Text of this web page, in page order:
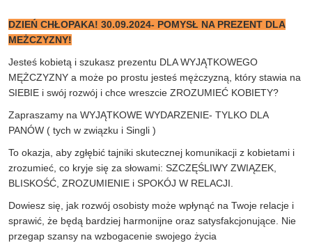
DZIEŃ CHŁOPAKA! 30.09.2024- POMYSŁ NA PREZENT DLA
MEŻCZYZNY!
Jesteś kobietą i szukasz prezentu DLA WYJĄTKOWEGO
MĘŻCZYZNY a może po prostu jesteś mężczyzną, który stawia na
SIEBIE i swój rozwój i chce wreszcie ZROZUMIEĆ KOBIETY?
Zapraszamy na WYJĄTKOWE WYDARZENIE- TYLKO DLA
PANÓW ( tych w związku i Singli )
To okazja, aby zgłębić tajniki skutecznej komunikacji z kobietami i
zrozumieć, co kryje się za słowami: SZCZĘŚLIWY ZWIĄZEK,
BLISKOŚĆ, ZROZUMIENIE i SPOKÓJ W RELACJI.
Dowiesz się, jak rozwój osobisty może wpłynąć na Twoje relacje i
sprawić, że będą bardziej harmonijne oraz satysfakcjonujące. Nie
przegap szansy na wzbogacenie swojego życia